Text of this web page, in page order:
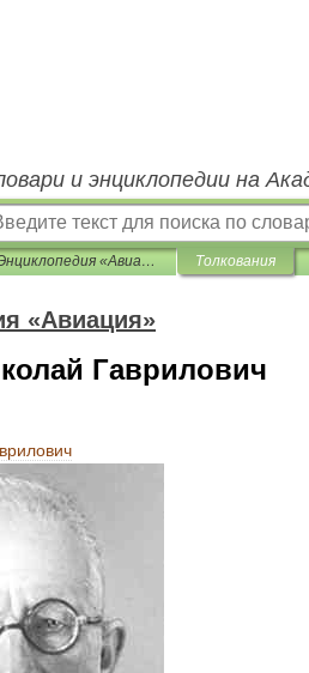
и энциклопедии на
Энциклопедия «Авиация» Толкования
«Авиация»
Гаврилович